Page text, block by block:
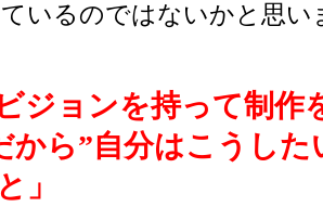
いるのではないかと思い
ビジョンを持って制作
から”自分はこうし
」